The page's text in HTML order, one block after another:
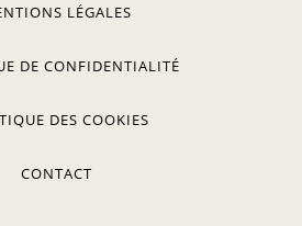
LÉGALES
DE CONFIDENTIALITÉ
DES COOKIES
CONTACT